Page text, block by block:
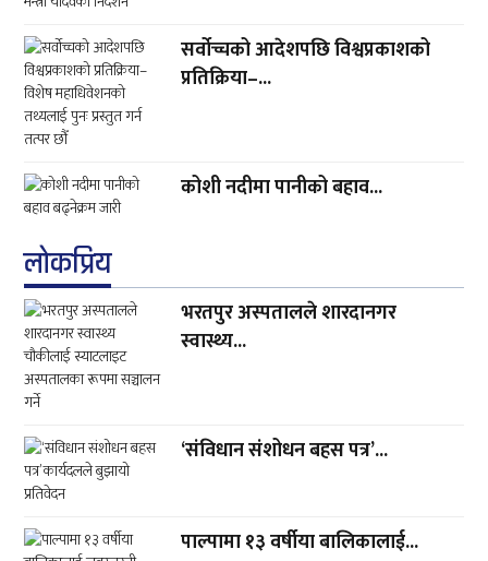
सर्वोच्चको आदेशपछि विश्वप्रकाशको
प्रतिक्रिया–...
कोशी नदीमा पानीको बहाव...
लाेकप्रिय
भरतपुर अस्पतालले शारदानगर
स्वास्थ्य...
‘संविधान संशोधन बहस पत्र’...
पाल्पामा १३ वर्षीया बालिकालाई...